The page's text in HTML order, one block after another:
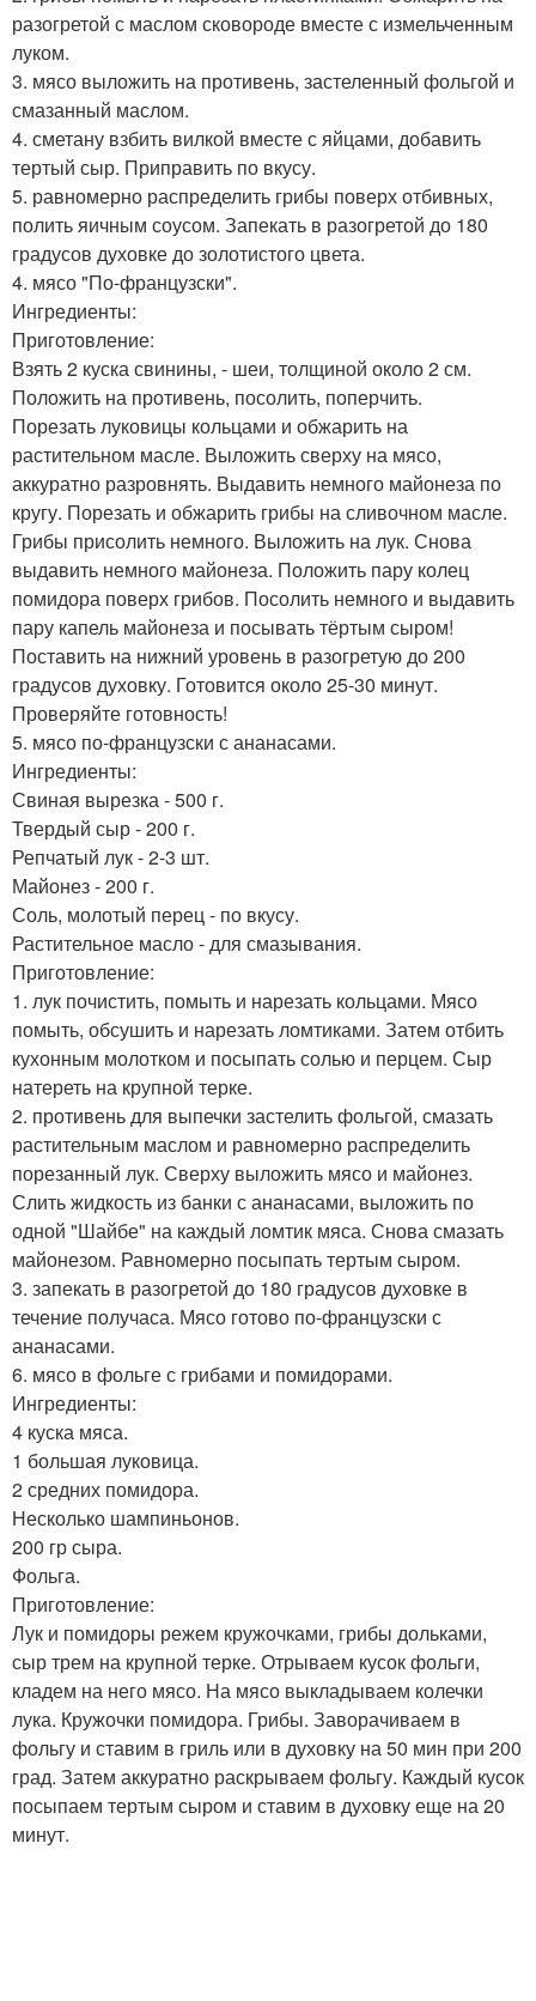
разогретой с маслом сковороде вместе с измельченным
луком.
3. мясо выложить на противень, застеленный фольгой и
смазанный маслом.
4. сметану взбить вилкой вместе с яйцами, добавить
тертый сыр. Приправить по вкусу.
5. равномерно распределить грибы поверх отбивных,
полить яичным соусом. Запекать в разогретой до 180
градусов духовке до золотистого цвета.
4. мясо "По-французски".
Ингредиенты:
Приготовление:
Взять 2 куска свинины, - шеи, толщиной около 2 см.
Положить на противень, посолить, поперчить.
Порезать луковицы кольцами и обжарить на
растительном масле. Выложить сверху на мясо,
аккуратно разровнять. Выдавить немного майонеза по
кругу. Порезать и обжарить грибы на сливочном масле.
Грибы присолить немного. Выложить на лук. Снова
выдавить немного майонеза. Положить пару колец
помидора поверх грибов. Посолить немного и выдавить
пару капель майонеза и посывать тёртым сыром!
Поставить на нижний уровень в разогретую до 200
градусов духовку. Готовится около 25-30 минут.
Проверяйте готовность!
5. мясо по-французски с ананасами.
Ингредиенты:
Свиная вырезка - 500 г.
Твердый сыр - 200 г.
Репчатый лук - 2-3 шт.
Майонез - 200 г.
Соль, молотый перец - по вкусу.
Растительное масло - для смазывания.
Приготовление:
1. лук почистить, помыть и нарезать кольцами. Мясо
помыть, обсушить и нарезать ломтиками. Затем отбить
кухонным молотком и посыпать солью и перцем. Сыр
натереть на крупной терке.
2. противень для выпечки застелить фольгой, смазать
растительным маслом и равномерно распределить
порезанный лук. Сверху выложить мясо и майонез.
Слить жидкость из банки с ананасами, выложить по
одной "Шайбе" на каждый ломтик мяса. Снова смазать
майонезом. Равномерно посыпать тертым сыром.
3. запекать в разогретой до 180 градусов духовке в
течение получаса. Мясо готово по-французски с
ананасами.
6. мясо в фольге с грибами и помидорами.
Ингредиенты:
4 куска мяса.
1 большая луковица.
2 средних помидора.
Несколько шампиньонов.
200 гр сыра.
Фольга.
Приготовление:
Лук и помидоры режем кружочками, грибы дольками,
сыр трем на крупной терке. Отрываем кусок фольги,
кладем на него мясо. На мясо выкладываем колечки
лука. Кружочки помидора. Грибы. Заворачиваем в
фольгу и ставим в гриль или в духовку на 50 мин при 200
град. Затем аккуратно раскрываем фольгу. Каждый кусок
посыпаем тертым сыром и ставим в духовку еще на 20
минут.